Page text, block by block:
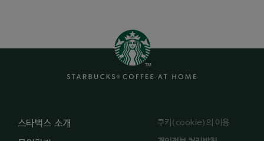
스타벅스 소개
쿠키(cookie)의 이용